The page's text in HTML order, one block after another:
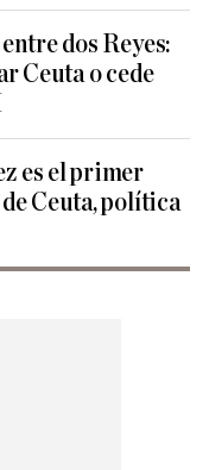
dos Reyes:
Ceuta o cede
es el primer
Ceuta, política